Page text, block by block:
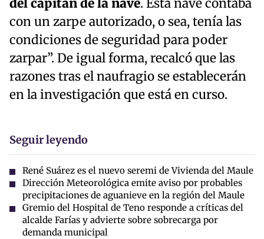
del capitán de la nave. Esta nave contaba
con un zarpe autorizado, o sea, tenía las
condiciones de seguridad para poder
zarpar”. De igual forma, recalcó que las
razones tras el naufragio se establecerán
en la investigación que está en curso.
Seguir leyendo
René Suárez es el nuevo seremi de Vivienda del Maule
Dirección Meteorológica emite aviso por probables
precipitaciones de aguanieve en la región del Maule
Gremio del Hospital de Teno responde a críticas del
alcalde Farías y advierte sobre sobrecarga por
demanda municipal